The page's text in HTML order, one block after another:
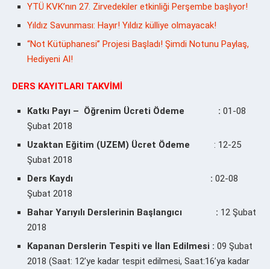
YTÜ KVK’nın 27. Zirvedekiler etkinliği Perşembe başlıyor!
Yıldız Savunması: Hayır! Yıldız külliye olmayacak!
“Not Kütüphanesi” Projesi Başladı! Şimdi Notunu Paylaş,
Hediyeni Al!
DERS KAYITLARI TAKVİMİ
Katkı Payı – Öğrenim Ücreti Ödeme : 01-08
Şubat 2018
Uzaktan Eğitim (UZEM) Ücret Ödeme : 12-25
Şubat 2018
Ders Kaydı
: 02-08
Şubat 2018
Bahar Yarıyılı Derslerinin Başlangıcı : 12 Şubat
2018
Kapanan Derslerin Tespiti ve İlan Edilmesi : 09 Şubat
2018 (Saat: 12’ye kadar tespit edilmesi, Saat:16’ya kadar